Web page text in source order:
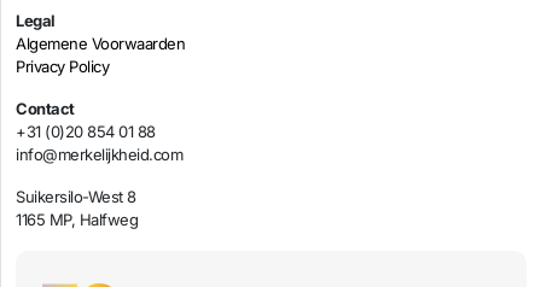
Legal
Algemene Voorwaarden
Privacy Policy
Contact
+31 (0)20 854 01 88
info@merkelijkheid.com
Suikersilo-West 8
1165 MP, Halfweg